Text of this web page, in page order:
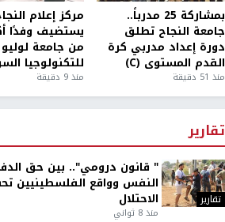
بمشاركة 25 مدرباً..
جامعة النجاح تطلق
دورة إعداد مدربي كرة
القدم المستوى (C)
منذ 51 دقيقة
مركز إعلام
يستضيف وفدًا
من جامعة لوليو
للتكنولوجيا
منذ 9 دقيقة
تقارير
تقارير
" قانون درومي".. بين حق
النفس وواقع الفلسطينيين
الاحتلال
منذ 8 ثواني